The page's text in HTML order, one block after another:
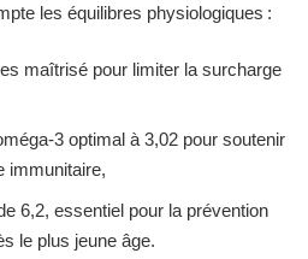
les équilibres physiologiques :
maîtrisé pour limiter la surcharge
3 optimal à 3,02 pour soutenir
immunitaire,
6,2, essentiel pour la prévention
le plus jeune âge.